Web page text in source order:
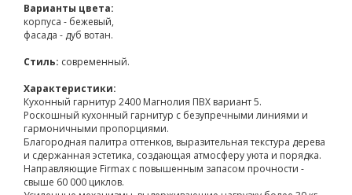
Варианты цвета:
корпуса - бежевый,
фасада - дуб вотан.
Стиль: современный.
Характеристики:
Кухонный гарнитур 2400 Магнолия ПВХ вариант 5.
Роскошный кухонный гарнитур с безупречными линиями и
гармоничными пропорциями.
Благородная палитра оттенков, выразительная текстура дерева
и сдержанная эстетика, создающая атмосферу уюта и порядка.
Направляющие Firmax с повышенным запасом прочности -
свыше 60 000 циклов.